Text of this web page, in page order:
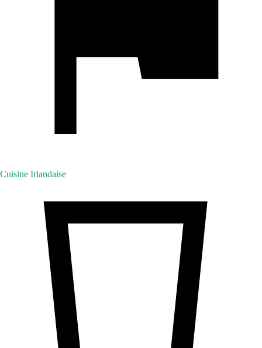
Cuisine Irlandaise